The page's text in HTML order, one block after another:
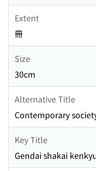
Extent
冊
Size
30cm
Alternative Title
Contemporary
Key Title
Gendai shakai